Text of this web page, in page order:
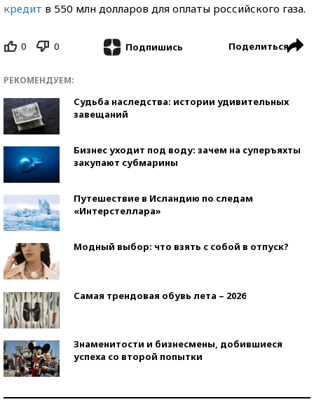
кредит в 550 млн долларов для оплаты российского газа.
0 0 Подпишись Поделиться
РЕКОМЕНДУЕМ:
Судьба наследства: истории удивительных
завещаний
Бизнес уходит под воду: зачем на суперъяхты
закупают субмарины
Путешествие в Исландию по следам
«Интерстеллара»
Модный выбор: что взять с собой в отпуск?
Самая трендовая обувь лета – 2026
Знаменитости и бизнесмены, добившиеся
успеха со второй попытки